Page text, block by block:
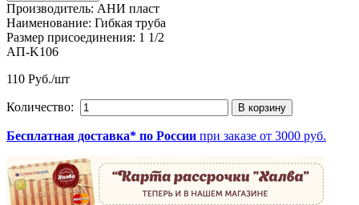
Производитель: АНИ пласт
Наименование: Гибкая труба
Размер присоединения: 1 1/2
АП-K106
110 Руб./шт
Количество:
Бесплатная доставка* по России при заказе от 3000 руб.